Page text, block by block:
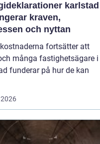
karlstad
kraven,
och nyttan
fortsätter att
många fastighetsägare i
funderar på hur de kan